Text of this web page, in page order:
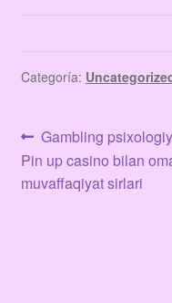
Categoría:
Navegación
de
Anterior:
Gambling
Pin up casino bilan
muvaffaqiyat sirlari